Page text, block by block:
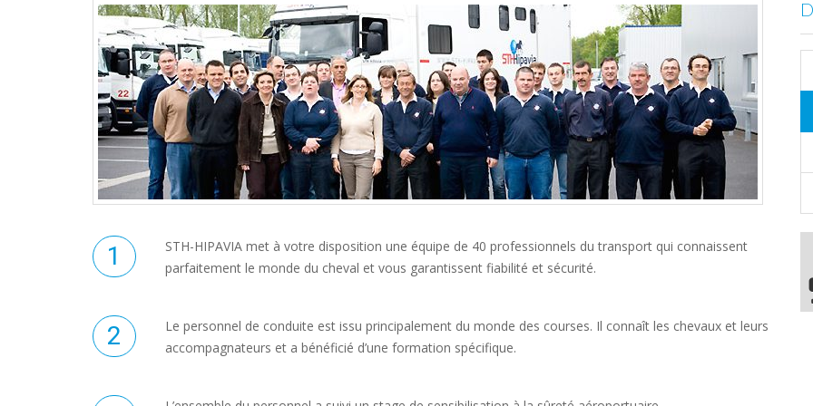
STH-HIPAVIA met à votre disposition une équipe de 40 professionnels du transport qui connaissent
parfaitement le monde du cheval et vous garantissent fiabilité et sécurité.
Le personnel de conduite est issu principalement du monde des courses. Il connaît les chevaux et leurs
accompagnateurs et a bénéficié d’une formation spécifique.